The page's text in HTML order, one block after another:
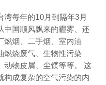
湾每年的10月到隔年3月
中国顺风飘来的霾雾、还
燃烟、二手烟、室内油
燃烧废气、生物性污染
动物皮屑、尘镤等等。 这
构成复杂的空气污染的内